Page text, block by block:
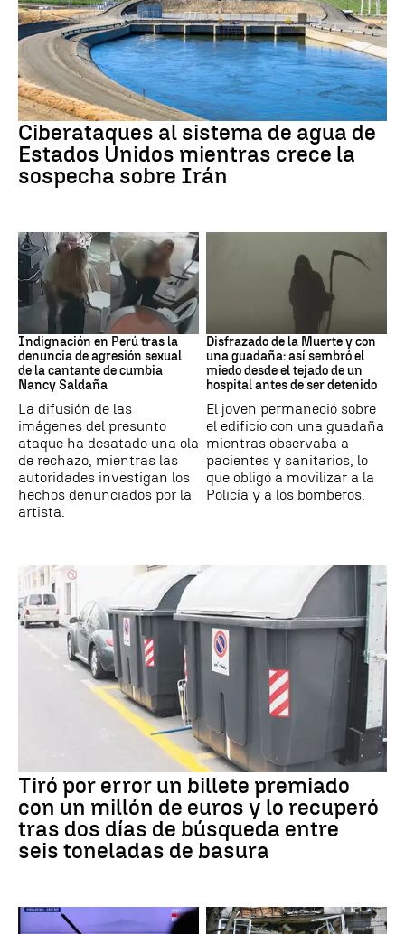
Guerra Irán
Ciberataques al sistema de agua de
Estados Unidos mientras crece la
sospecha sobre Irán
Indignación en Perú tras la
denuncia de agresión sexual
de la cantante de cumbia
Nancy Saldaña
La difusión de las
imágenes del presunto
ataque ha desatado una ola
de rechazo, mientras las
autoridades investigan los
hechos denunciados por la
artista.
Disfrazado de la Muerte y con
una guadaña: así sembró el
miedo desde el tejado de un
hospital antes de ser detenido
El joven permaneció sobre
el edificio con una guadaña
mientras observaba a
pacientes y sanitarios, lo
que obligó a movilizar a la
Policía y a los bomberos.
Tiró por error un billete premiado
con un millón de euros y lo recuperó
tras dos días de búsqueda entre
seis toneladas de basura